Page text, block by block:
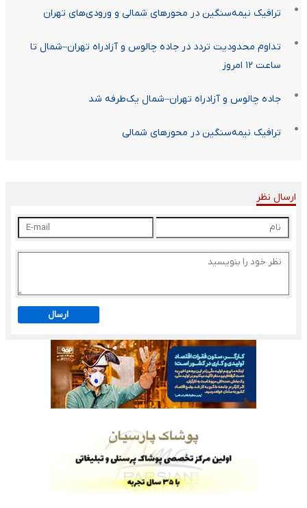
ترافیک نیمه‌سنگین در محورهای شمالی و ورودی‌های تهران
تداوم محدودیت تردد در جاده چالوس و آزادراه تهران–شمال تا
ساعت ۱۲ امروز
جاده چالوس و آزادراه تهران–شمال یک‌طرفه شد
ترافیک نیمه‌سنگین در محورهای شمالی
ارسال نظر
ارسال